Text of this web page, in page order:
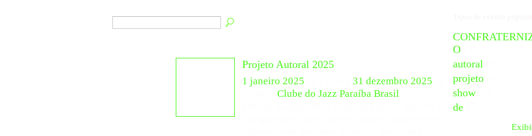
Projeto Autoral 2025
1 janeiro 2025 31 dezembro 2025
Clube do Jazz Paraíba Brasil
O
autoral
projeto
show
de